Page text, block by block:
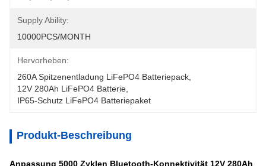
Supply Ability:
10000PCS/MONTH
Hervorheben:
260A Spitzenentladung LiFePO4 Batteriepack
12V 280Ah LiFePO4 Batterie
IP65-Schutz LiFePO4 Batteriepaket
Produkt-Beschreibung
Anpassung 5000 Zyklen Bluetooth-Konnektivität 12V 280Ah